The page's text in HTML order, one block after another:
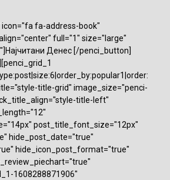
icon="fa fa-address-book"
full="1" size="large"
Денес [/penci_button]
title-grid" image_size="penci-
title-left"
post_title_font_size="12px"
hide_post_date="true"
hide_icon_post_format="true"
1608288871906"